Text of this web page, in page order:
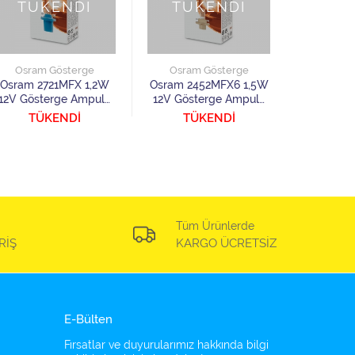
TÜKENDİ
Osram Gösterge
Osram 2721MFX 1,2W
Gösterge Ampulü
10 Adet
TÜKENDİ
TÜKENDİ
Osram Gösterge
Osram 2452MFX6 1,5W
12V Gösterge Ampulü
10 Adet
TÜKENDİ
Tüm Ürünlerde
KARGO ÜCRETSİZ
E-Bülten
Fırsatlar ve duyurularımız hakkında bilgi